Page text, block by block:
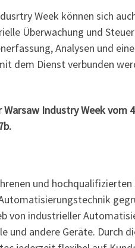
Week können sich
Überwachung und
Analysen und
dem Dienst verbunden
Warsaw Industry Week vom
und hochqualifizierten
von industrieller
und andere Geräte. Durch